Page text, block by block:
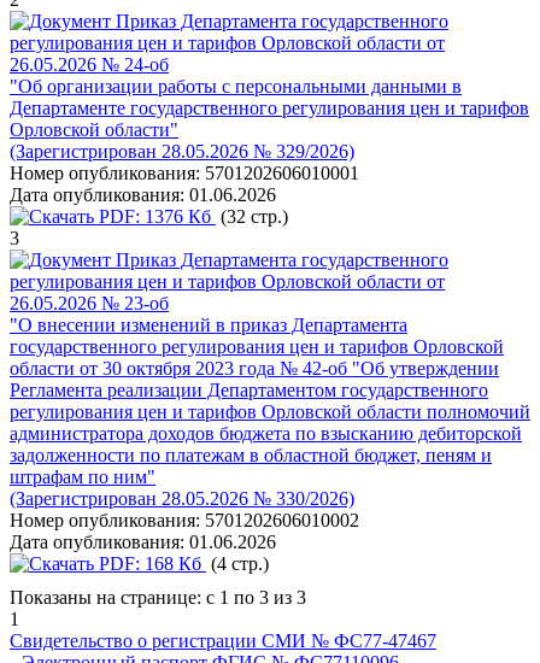
Приказ Департамента государственного
регулирования цен и тарифов Орловской области от
26.05.2026 № 24-об
"Об организации работы с персональными данными в
Департаменте государственного регулирования цен и тарифов
Орловской области"
(Зарегистрирован 28.05.2026 № 329/2026)
Номер опубликования: 5701202606010001
Дата опубликования: 01.06.2026
PDF: 1376 Кб (32 стр.)
3
Приказ Департамента государственного
регулирования цен и тарифов Орловской области от
26.05.2026 № 23-об
"О внесении изменений в приказ Департамента
государственного регулирования цен и тарифов Орловской
области от 30 октября 2023 года № 42-об "Об утверждении
Регламента реализации Департаментом государственного
регулирования цен и тарифов Орловской области полномочий
администратора доходов бюджета по взысканию дебиторской
задолженности по платежам в областной бюджет, пеням и
штрафам по ним"
(Зарегистрирован 28.05.2026 № 330/2026)
Номер опубликования: 5701202606010002
Дата опубликования: 01.06.2026
PDF: 168 Кб (4 стр.)
Показаны на странице: с 1 по 3 из 3
1
Свидетельство о регистрации СМИ № ФС77-47467